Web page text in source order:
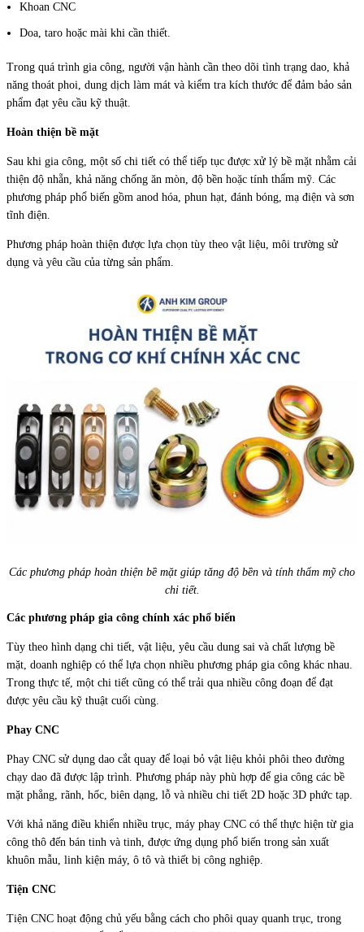
Khoan CNC
Doa, taro hoặc mài khi cần thiết.
Trong quá trình gia công, người vận hành cần theo dõi tình trạng dao, khả
năng thoát phoi, dung dịch làm mát và kiểm tra kích thước để đảm bảo sản
phẩm đạt yêu cầu kỹ thuật.
Hoàn thiện bề mặt
Sau khi gia công, một số chi tiết có thể tiếp tục được xử lý bề mặt nhằm cải
thiện độ nhẵn, khả năng chống ăn mòn, độ bền hoặc tính thẩm mỹ. Các
phương pháp phổ biến gồm anod hóa, phun hạt, đánh bóng, mạ điện và sơn
tĩnh điện.
Phương pháp hoàn thiện được lựa chọn tùy theo vật liệu, môi trường sử
dụng và yêu cầu của từng sản phẩm.
Các phương pháp hoàn thiện bề mặt giúp tăng độ bền và tính thẩm mỹ cho
chi tiết.
Các phương pháp gia công chính xác phổ biến
Tùy theo hình dạng chi tiết, vật liệu, yêu cầu dung sai và chất lượng bề
mặt, doanh nghiệp có thể lựa chọn nhiều phương pháp gia công khác nhau.
Trong thực tế, một chi tiết cũng có thể trải qua nhiều công đoạn để đạt
được yêu cầu kỹ thuật cuối cùng.
Phay CNC
Phay CNC sử dụng dao cắt quay để loại bỏ vật liệu khỏi phôi theo đường
chạy dao đã được lập trình. Phương pháp này phù hợp để gia công các bề
mặt phẳng, rãnh, hốc, biên dạng, lỗ và nhiều chi tiết 2D hoặc 3D phức tạp.
Với khả năng điều khiển nhiều trục, máy phay CNC có thể thực hiện từ gia
công thô đến bán tinh và tinh, được ứng dụng phổ biến trong sản xuất
khuôn mẫu, linh kiện máy, ô tô và thiết bị công nghiệp.
Tiện CNC
Tiện CNC hoạt động chủ yếu bằng cách cho phôi quay quanh trục, trong